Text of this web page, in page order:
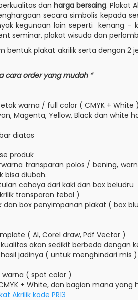
dan harga bersaing. Plakat
secara simbolis kepada
kegunaan lain seperti kenang
seminar, plakat wisuda dan
plakat akrilik serta dengan 2
cara order yang mudah “
warna / full color ( CMYK + White )
Magenta, Yellow, Black dan white
diatas
produk
transparan polos / bening,
bisa diubah.
cahaya dari kaki dan box beludru
transparan tebal )
box penyimpanan plakat ( box
( AI, Corel draw, Pdf Vector )
akan sedikit berbeda
jadinya ( untuk menghindari mis )
warna ( spot color )
+ White, dan bagian mana yang
Akrilik kode PR13